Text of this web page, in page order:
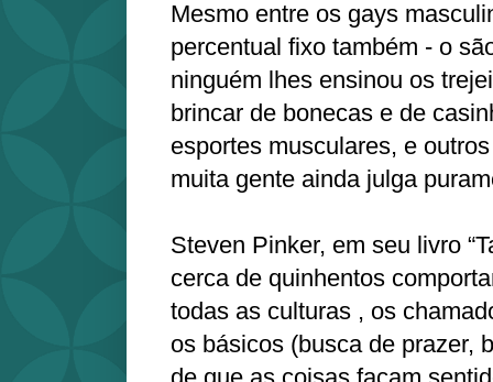
Mesmo entre os gays
percentual fixo também - o
ninguém lhes ensinou os
brincar de bonecas e de
esportes musculares, e
muita gente ainda julga
Steven Pinker, em seu livro
cerca de quinhentos
todas as culturas , os
os básicos (busca de prazer,